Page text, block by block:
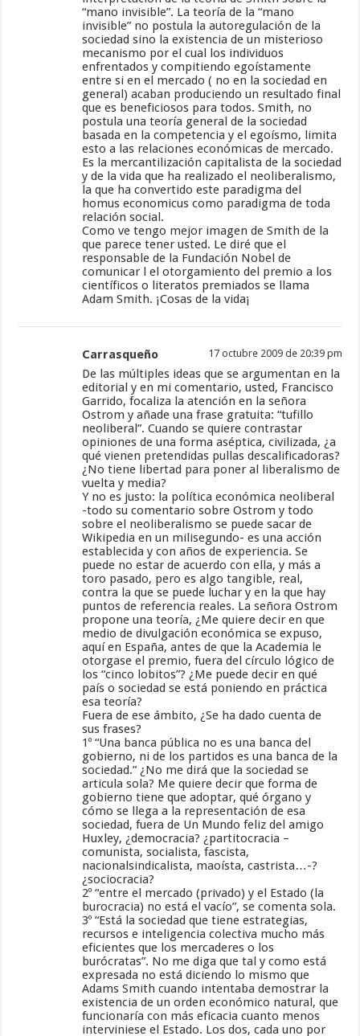
“mano invisible”. La teoría de la “mano
invisible” no postula la autoregulación de la
sociedad sino la existencia de un misterioso
mecanismo por el cual los individuos
enfrentados y compitiendo egoístamente
entre si en el mercado ( no en la sociedad en
general) acaban produciendo un resultado final
que es beneficiosos para todos. Smith, no
postula una teoría general de la sociedad
basada en la competencia y el egoísmo, limita
esto a las relaciones económicas de mercado.
Es la mercantilización capitalista de la sociedad
y de la vida que ha realizado el neoliberalismo,
la que ha convertido este paradigma del
homus economicus como paradigma de toda
relación social.
Como ve tengo mejor imagen de Smith de la
que parece tener usted. Le diré que el
responsable de la Fundación Nobel de
comunicar l el otorgamiento del premio a los
científicos o literatos premiados se llama
Adam Smith. ¡Cosas de la vida¡
Carrasqueño 17 octubre 2009 de 20:39 pm
De las múltiples ideas que se argumentan en la
editorial y en mi comentario, usted, Francisco
Garrido, focaliza la atención en la señora
Ostrom y añade una frase gratuita: “tufillo
neoliberal”. Cuando se quiere contrastar
opiniones de una forma aséptica, civilizada, ¿a
qué vienen pretendidas pullas descalificadoras?
¿No tiene libertad para poner al liberalismo de
vuelta y media?
Y no es justo: la política económica neoliberal
-todo su comentario sobre Ostrom y todo
sobre el neoliberalismo se puede sacar de
Wikipedia en un milisegundo- es una acción
establecida y con años de experiencia. Se
puede no estar de acuerdo con ella, y más a
toro pasado, pero es algo tangible, real,
contra la que se puede luchar y en la que hay
puntos de referencia reales. La señora Ostrom
propone una teoría, ¿Me quiere decir en que
medio de divulgación económica se expuso,
aquí en España, antes de que la Academia le
otorgase el premio, fuera del círculo lógico de
los “cinco lobitos”? ¿Me puede decir en qué
país o sociedad se está poniendo en práctica
esa teoría?
Fuera de ese ámbito, ¿Se ha dado cuenta de
sus frases?
1º “Una banca pública no es una banca del
gobierno, ni de los partidos es una banca de la
sociedad.” ¿No me dirá que la sociedad se
articula sola? Me quiere decir que forma de
gobierno tiene que adoptar, qué órgano y
cómo se llega a la representación de esa
sociedad, fuera de Un Mundo feliz del amigo
Huxley, ¿democracia? ¿partitocracia –
comunista, socialista, fascista,
nacionalsindicalista, maoísta, castrista…-?
¿sociocracia?
2º “entre el mercado (privado) y el Estado (la
burocracia) no está el vacío”, se comenta sola.
3º “Está la sociedad que tiene estrategias,
recursos e inteligencia colectiva mucho más
eficientes que los mercaderes o los
burócratas”. No me diga que tal y como está
expresada no está diciendo lo mismo que
Adams Smith cuando intentaba demostrar la
existencia de un orden económico natural, que
funcionaría con más eficacia cuanto menos
interviniese el Estado. Los dos, cada uno por